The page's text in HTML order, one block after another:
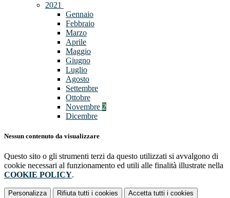
2021
Gennaio
Febbraio
Marzo
Aprile
Maggio
Giugno
Luglio
Agosto
Settembre
Ottobre
Novembre 2
Dicembre
Nessun contenuto da visualizzare
Questo sito o gli strumenti terzi da questo utilizzati si avvalgono di
cookie necessari al funzionamento ed utili alle finalità illustrate nella
COOKIE POLICY.
Personalizza Rifiuta tutti i cookies Accetta tutti i cookies